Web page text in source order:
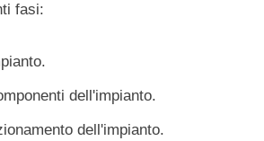
fasi:
dell'impianto.
dell'impianto.